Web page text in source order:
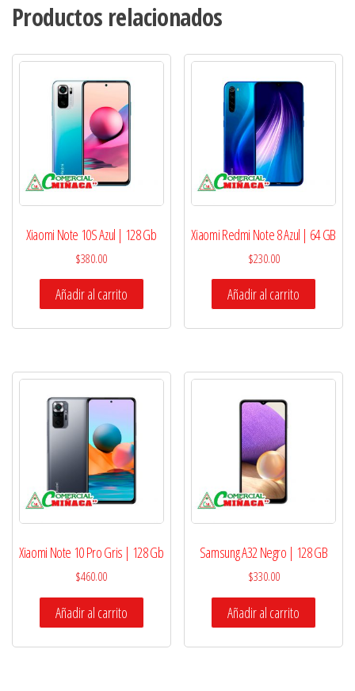
Productos relacionados
Xiaomi Note 10S Azul | 128 Gb
$380.00
Añadir al carrito
Xiaomi Redmi Note 8 Azul | 64 GB
$230.00
Añadir al carrito
Xiaomi Note 10 Pro Gris | 128 Gb
$460.00
Añadir al carrito
Samsung A32 Negro | 128 GB
$330.00
Añadir al carrito